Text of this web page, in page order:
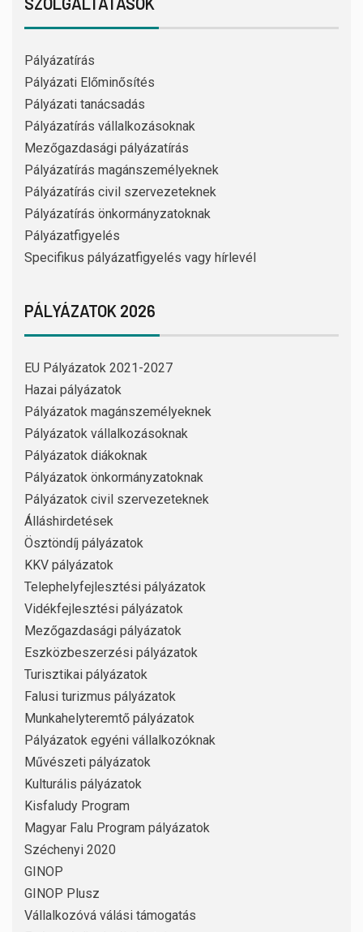
Pályázatírás
Pályázati Előminősítés
Pályázati tanácsadás
Pályázatírás vállalkozásoknak
Mezőgazdasági pályázatírás
Pályázatírás magánszemélyeknek
Pályázatírás civil szervezeteknek
Pályázatírás önkormányzatoknak
Pályázatfigyelés
Specifikus pályázatfigyelés vagy hírlevél
PÁLYÁZATOK 2026
EU Pályázatok 2021-2027
Hazai pályázatok
Pályázatok magánszemélyeknek
Pályázatok vállalkozásoknak
Pályázatok diákoknak
Pályázatok önkormányzatoknak
Pályázatok civil szervezeteknek
Álláshirdetések
Ösztöndíj pályázatok
KKV pályázatok
Telephelyfejlesztési pályázatok
Vidékfejlesztési pályázatok
Mezőgazdasági pályázatok
Eszközbeszerzési pályázatok
Turisztikai pályázatok
Falusi turizmus pályázatok
Munkahelyteremtő pályázatok
Pályázatok egyéni vállalkozóknak
Művészeti pályázatok
Kulturális pályázatok
Kisfaludy Program
Magyar Falu Program pályázatok
Széchenyi 2020
GINOP
GINOP Plusz
Vállalkozóvá válási támogatás